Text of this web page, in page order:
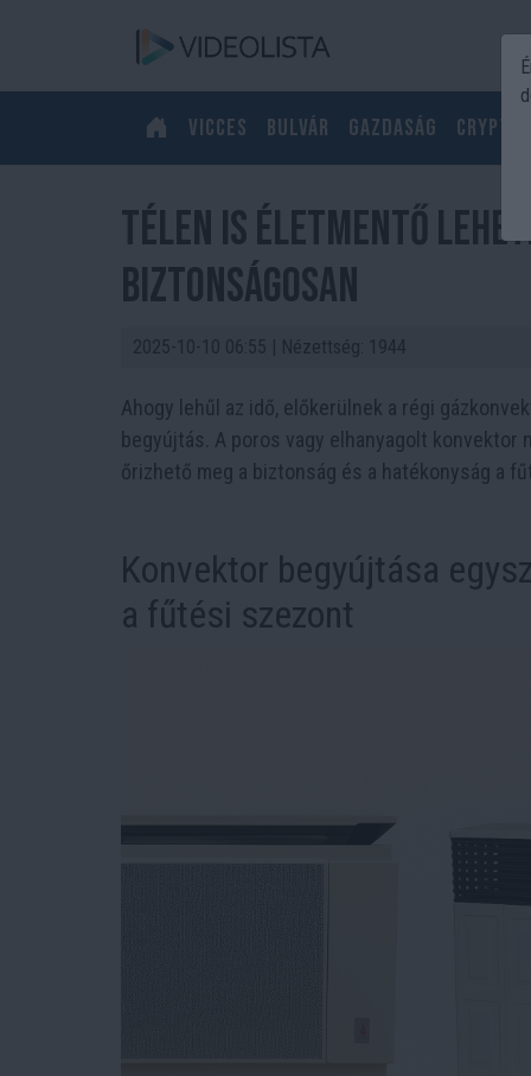
Vicces Bulvár Gazdaság Crypto
Télen is életmentő
biztonságosan
2025-10-10 06:55 | Nézettség: 1944
Ahogy lehűl az idő, előkerülnek a régi
begyújtás. A poros vagy elhanyagolt
őrizhető meg a biztonság és a hatékonyság a
Konvektor begyújtása
a fűtési szezont